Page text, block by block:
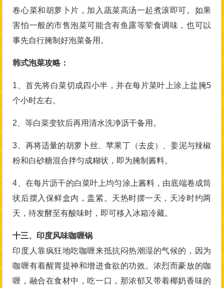
卷心菜和胡萝卜片，加入蔬菜高汤一起煮滚即可。如果
害怕一般的市售泡菜可能含有鱼露等荤食调味，也可以
事先自行腌制好泡菜备用。
韩式泡菜攻略：
1、首先将白菜切成四小半，并在每片菜叶上涂上盐腌5
个小时左右。
2、等白菜变软后再用清水洗净沥干备用。
3、再将适量的胡萝卜丝、苹果丁（去皮）、姜泥与辣椒
粉和白砂糖混合拌匀成糊状，即为腌制酱料。
4、在每片沥干的白菜叶上均匀涂上酱料，由底端卷成筒
状后摆入保鲜盒内，盖紧。天热时摆一天，天冷时约两
天，待发酵至有酸味时，即可移入冰箱冷藏。
十三、印度风味咖喱锅
印度人靠疯狂地吃咖喱来抵抗闷热潮湿的气候的，因为
咖喱有着醒胃提神和增进食欲的功效。浓烈而豪放的咖
喱，融合在食材中，吃一口，那浓郁又带着椰奶香味的